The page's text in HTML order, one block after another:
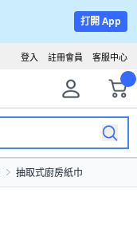
打開 App
客服中心
註冊會員
登入
抽取式廚房紙巾